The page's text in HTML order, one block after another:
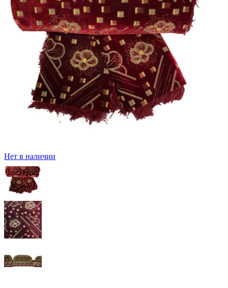
Нет в наличии